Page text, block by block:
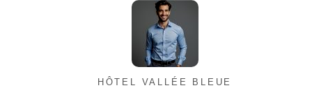
HÔTEL VALLÉE BLEUE